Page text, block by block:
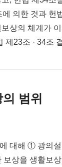
의한 것과 헌
상의 체계가
제23조 · 34조
범위
대해 ① 광의설
보상을 생활보